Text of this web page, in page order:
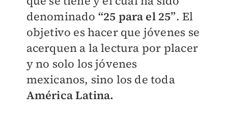
denominado “25 para el 25”. El
objetivo es hacer que jóvenes se
acerquen a la lectura por placer
y no solo los jóvenes
mexicanos, sino los de toda
América Latina.